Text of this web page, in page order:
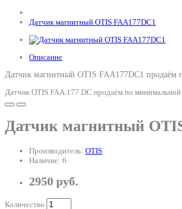
Датчик магнитный OTIS FAA177DC1
Описание
Датчик магнитный OTIS FAA177DC1 продаём
Датчик OTIS FAA.177.DC продаём по
Датчик магнитный
Производитель: OTIS
Наличие: 6
2950 руб.
Количество